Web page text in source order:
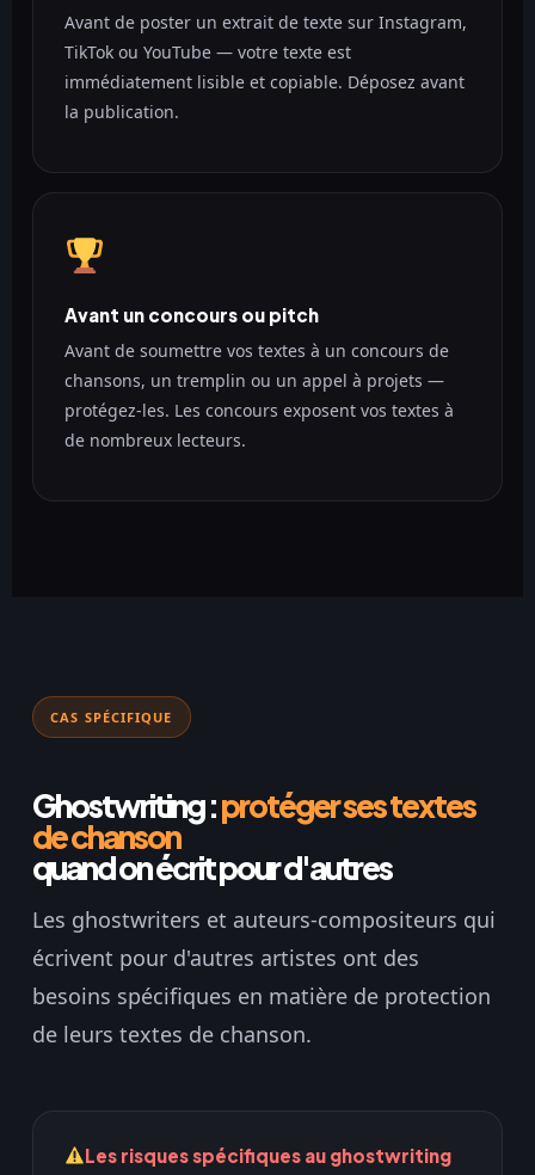
Avant de poster un extrait de texte sur Instagram,
TikTok ou YouTube — votre texte est
immédiatement lisible et copiable. Déposez avant
la publication.
Avant un concours ou pitch
Avant de soumettre vos textes à un concours de
chansons, un tremplin ou un appel à projets —
protégez-les. Les concours exposent vos textes à
de nombreux lecteurs.
CAS SPÉCIFIQUE
Ghostwriting :protéger ses textes
de chanson
quand on écrit pour d'autres
Les ghostwriters et auteurs-compositeurs qui
écrivent pour d'autres artistes ont des
besoins spécifiques en matière de protection
de leurs textes de chanson.
Les risques spécifiques au ghostwriting